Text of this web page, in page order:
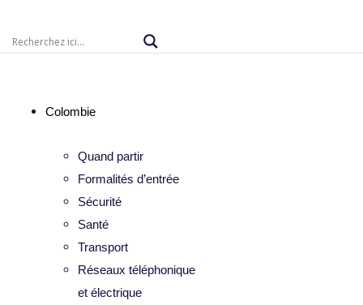
Colombie
Quand partir
Formalités d’entrée
Sécurité
Santé
Transport
Réseaux téléphonique
et électrique